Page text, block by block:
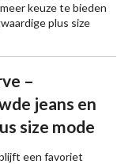
keuze te bieden
plus size
–
jeans en
size mode
een favoriet